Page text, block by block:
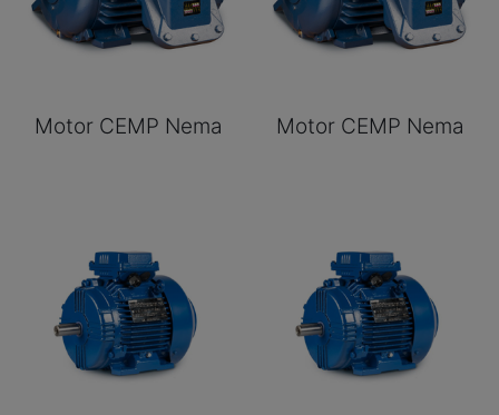
Motor CEMP Nema Motor CEMP Nema